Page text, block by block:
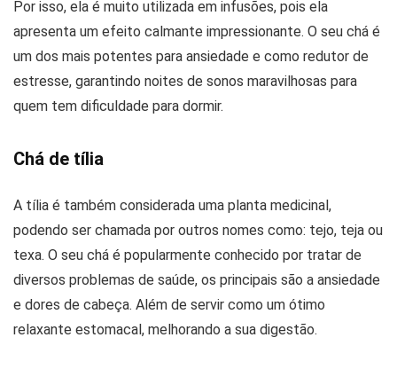
Por isso, ela é muito utilizada em infusões, pois ela
apresenta um efeito calmante impressionante. O seu chá é
um dos mais potentes para ansiedade e como redutor de
estresse, garantindo noites de sonos maravilhosas para
quem tem dificuldade para dormir.
Chá de tília
A tília é também considerada uma planta medicinal,
podendo ser chamada por outros nomes como: tejo, teja ou
texa. O seu chá é popularmente conhecido por tratar de
diversos problemas de saúde, os principais são a ansiedade
e dores de cabeça. Além de servir como um ótimo
relaxante estomacal, melhorando a sua digestão.